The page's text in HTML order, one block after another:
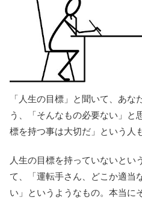
「人生の目標」と聞いて、あな
う、「そんなもの必要ない」と
標を持つ事は大切だ」という人
人生の目標を持っていないとい
て、「運転手さん、どこか適当
い」というようなもの。本当に